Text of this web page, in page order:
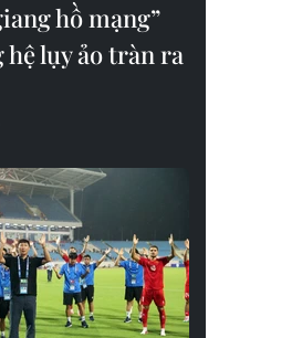
hồ mạng”
hệ lụy ảo tràn ra